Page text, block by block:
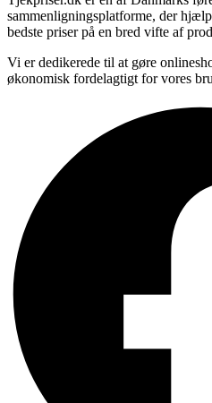
sammenligningsplatforme, der
bedste priser på en bred vifte af
Vi er dedikerede til at gøre
økonomisk fordelagtigt for vores